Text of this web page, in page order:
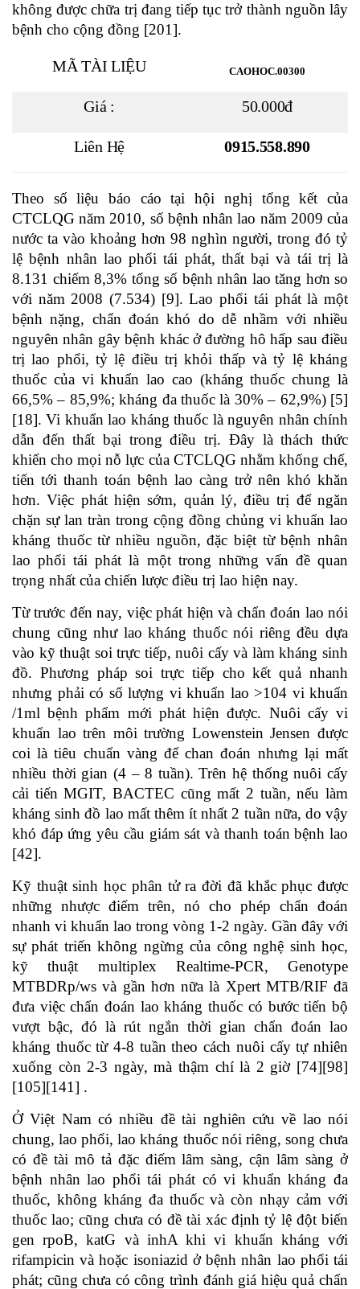
không được chữa trị đang tiếp tục trở thành nguồn lây
bệnh cho cộng đồng [201].
MÃ TÀI LIỆU CAOHOC.00300
Giá : 50.000đ
Liên Hệ 0915.558.890
Theo số liệu báo cáo tại hội nghị tổng kết của
CTCLQG năm 2010, số bệnh nhân lao năm 2009 của
nước ta vào khoảng hơn 98 nghìn người, trong đó tỷ
lệ bệnh nhân lao phổi tái phát, thất bại và tái trị là
8.131 chiếm 8,3% tổng số bệnh nhân lao tăng hơn so
với năm 2008 (7.534) [9]. Lao phổi tái phát là một
bệnh nặng, chẩn đoán khó do dễ nhầm với nhiều
nguyên nhân gây bệnh khác ở đường hô hấp sau điều
trị lao phổi, tỷ lệ điều trị khỏi thấp và tỷ lệ kháng
thuốc của vi khuẩn lao cao (kháng thuốc chung là
66,5% – 85,9%; kháng đa thuốc là 30% – 62,9%) [5]
[18]. Vi khuẩn lao kháng thuốc là nguyên nhân chính
dẫn đến thất bại trong điều trị. Đây là thách thức
khiến cho mọi nỗ lực của CTCLQG nhằm khống chế,
tiến tới thanh toán bệnh lao càng trở nên khó khăn
hơn. Việc phát hiện sớm, quản lý, điều trị để ngăn
chặn sự lan tràn trong cộng đồng chủng vi khuẩn lao
kháng thuốc từ nhiều nguồn, đặc biệt từ bệnh nhân
lao phổi tái phát là một trong những vấn đề quan
trọng nhất của chiến lược điều trị lao hiện nay.
Từ trước đến nay, việc phát hiện và chẩn đoán lao nói
chung cũng như lao kháng thuốc nói riêng đều dựa
vào kỹ thuật soi trực tiếp, nuôi cấy và làm kháng sinh
đồ. Phương pháp soi trực tiếp cho kết quả nhanh
nhưng phải có số lượng vi khuẩn lao >104 vi khuẩn
/1ml bệnh phẩm mới phát hiện được. Nuôi cấy vi
khuẩn lao trên môi trường Lowenstein Jensen được
coi là tiêu chuẩn vàng để chan đoán nhưng lại mất
nhiều thời gian (4 – 8 tuần). Trên hệ thống nuôi cấy
cải tiến MGIT, BACTEC cũng mất 2 tuần, nếu làm
kháng sinh đồ lao mất thêm ít nhất 2 tuần nữa, do vậy
khó đáp ứng yêu cầu giám sát và thanh toán bệnh lao
[42].
Kỹ thuật sinh học phân tử ra đời đã khắc phục được
những nhược điếm trên, nó cho phép chẩn đoán
nhanh vi khuẩn lao trong vòng 1-2 ngày. Gần đây với
sự phát triến không ngừng của công nghệ sinh học,
kỹ thuật multiplex Realtime-PCR, Genotype
MTBDRp/ws và gần hơn nữa là Xpert MTB/RIF đã
đưa việc chẩn đoán lao kháng thuốc có bước tiến bộ
vượt bậc, đó là rút ngắn thời gian chẩn đoán lao
kháng thuốc từ 4-8 tuần theo cách nuôi cấy tự nhiên
xuống còn 2-3 ngày, mà thậm chí là 2 giờ [74][98]
[105][141] .
Ở Việt Nam có nhiều đề tài nghiên cứu về lao nói
chung, lao phổi, lao kháng thuốc nói riêng, song chưa
có đề tài mô tả đặc điếm lâm sàng, cận lâm sàng ở
bệnh nhân lao phổi tái phát có vi khuẩn kháng đa
thuốc, không kháng đa thuốc và còn nhạy cảm với
thuốc lao; cũng chưa có đề tài xác định tỷ lệ đột biến
gen rpoB, katG và inhA khi vi khuẩn kháng với
rifampicin và hoặc isoniazid ở bệnh nhân lao phổi tái
phát; cũng chưa có công trình đánh giá hiệu quả chẩn